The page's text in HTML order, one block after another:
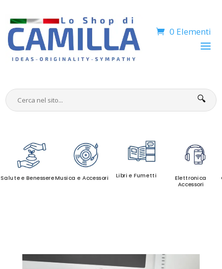
0 Elementi
🔍
Salute e BenessereMusica e Accessori Libri e Fumetti
Elettronica
Accessori